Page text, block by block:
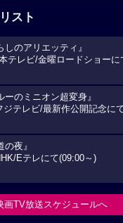
スト
しのアリエッティ』
テレビ/金曜ロードショーに
ーのミニオン超変身』
ジテレビ/最新作公開記念に
の夜』
Eテレにて(09:00～)
画TV放送スケジュールへ